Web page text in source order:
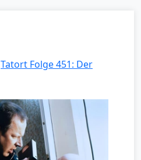
Tatort Folge 451: Der